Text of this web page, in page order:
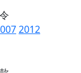
2012